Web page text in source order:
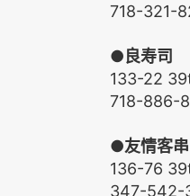
718-321-
●良寿司
133-22
718-886-
●友情客串
136-76
347-542-